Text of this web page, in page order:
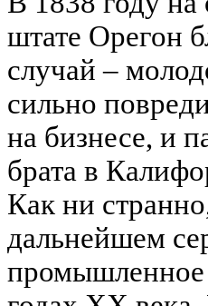
штате Орегон
случай –
сильно
на бизнесе, и
брата в
Как ни
дальнейшем
промышленное